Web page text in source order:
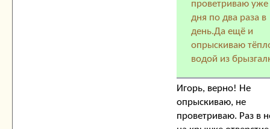
проветриваю уже
дня по два раза в
день.Да ещё и
опрыскиваю
водой из
Игорь, верно! Не
опрыскиваю, не
проветриваю. Раз в